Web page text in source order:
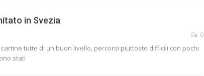
in Svezia
0
tutte di un buon livello, percorsi piuttosto difficili con pochi
stati